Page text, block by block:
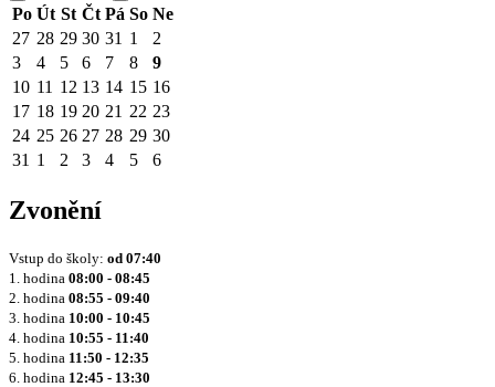
Po Út St Čt Pá So Ne
27 28 29 30 31 1
2
3
4 5 6 7 8
9
10 11 12 13 14 15 16
17 18 19 20 21 22 23
24 25 26 27 28 29 30
31 1 2 3 4 5 6
Zvonění
Vstup do školy: od 07:40
1. hodina 08:00 - 08:45
2. hodina 08:55 - 09:40
3. hodina 10:00 - 10:45
4. hodina 10:55 - 11:40
5. hodina 11:50 - 12:35
6. hodina 12:45 - 13:30